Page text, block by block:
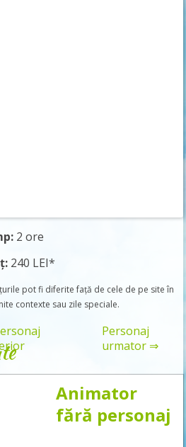
2 ore
240 LEI*
pot fi diferite față de cele de pe site în
contexte sau zile speciale.
Rezervă
acum
Personaj
urmator ⇒
Animator
fără personaj